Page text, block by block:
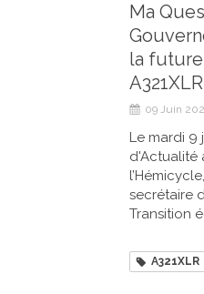
Ma
la
09 Juin
Le mardi 9
d'Actualité
secrétaire
Transition
A321XLR